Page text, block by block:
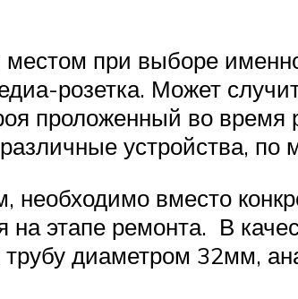
при выборе именно
розетка. Может
проложенный во время
устройства, по
необходимо вместо
этапе ремонта. В
диаметром 32мм,